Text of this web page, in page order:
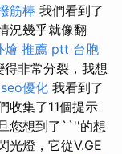
筋棒 我們看到了
況幾乎就像翻
燴 推薦 ptt 台胞
非常分裂，我想
seo優化 我看到了
收集了11個提示
您想到了``''的想
光燈，它從V.GE